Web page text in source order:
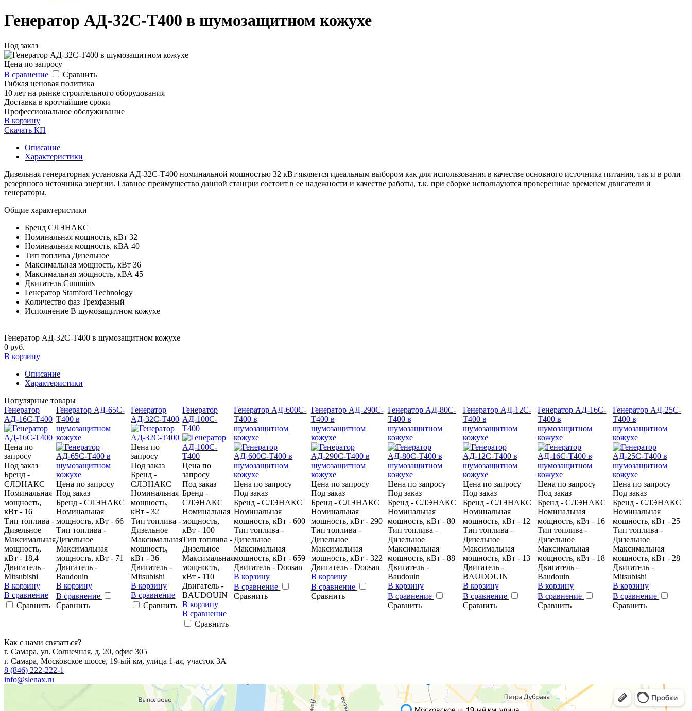
Генератор АД-32С-Т400 в шумозащитном кожухе
Под заказ
Цена по запросу
В сравнение
Сравнить
Гибкая ценовая политика
10 лет на рынке строительного оборудования
Доставка в кротчайшие сроки
Профессиональное обслуживание
В корзину
Скачать КП
Описание
Характеристики
Дизельная генераторная установка АД-32С-Т400 номинальной мощностью 32 кВт является идеальным выбором как для использования в качестве основного источника питания, так и в роли
резервного источника энергии. Главное преимущество данной станции состоит в ее надежности и качестве работы, т.к. при сборке используются проверенные временем двигатели и
генераторы.
Общие характеристики
Бренд CЛЭНАКС
Номинальная мощность, кВт 32
Номинальная мощность, кВА 40
Тип топлива Дизельное
Максимальная мощность, кВт 36
Максимальная мощность, кВА 45
Двигатель Cummins
Генератор Stamford Technology
Количество фаз Трехфазный
Исполнение В шумозащитном кожухе
Генератор АД-32С-Т400 в шумозащитном кожухе
0 руб.
В корзину
Описание
Характеристики
Популярные товары
Генератор
АД-16С-Т400
Цена по
запросу
Под заказ
Бренд -
CЛЭНАКС
Номинальная
мощность,
кВт - 16
Тип топлива -
Дизельное
Максимальная
мощность,
кВт - 18,4
Двигатель -
Mitsubishi
В корзину
В сравнение
Сравнить
Генератор АД-65С-
Т400 в
шумозащитном
кожухе
Цена по запросу
Под заказ
Бренд - CЛЭНАКС
Номинальная
мощность, кВт - 66
Тип топлива -
Дизельное
Максимальная
мощность, кВт - 71
Двигатель -
Baudouin
В корзину
В сравнение
Сравнить
Генератор
АД-32С-Т400
Цена по
запросу
Под заказ
Бренд -
CЛЭНАКС
Номинальная
мощность,
кВт - 32
Тип топлива -
Дизельное
Максимальная
мощность,
кВт - 36
Двигатель -
Mitsubishi
В корзину
В сравнение
Сравнить
Генератор
АД-100С-
Т400
Цена по
запросу
Под заказ
Бренд -
CЛЭНАКС
Номинальная
мощность,
кВт - 100
Тип топлива -
Дизельное
Максимальная
мощность,
кВт - 110
Двигатель -
BAUDOUIN
В корзину
В сравнение
Сравнить
Генератор АД-600С-
Т400 в
шумозащитном
кожухе
Цена по запросу
Под заказ
Бренд - CЛЭНАКС
Номинальная
мощность, кВт - 600
Тип топлива -
Дизельное
Максимальная
мощность, кВт - 659
Двигатель - Doosan
В корзину
В сравнение
Сравнить
Генератор АД-290С-
Т400 в
шумозащитном
кожухе
Цена по запросу
Под заказ
Бренд - CЛЭНАКС
Номинальная
мощность, кВт - 290
Тип топлива -
Дизельное
Максимальная
мощность, кВт - 322
Двигатель - Doosan
В корзину
В сравнение
Сравнить
Генератор АД-80С-
Т400 в
шумозащитном
кожухе
Цена по запросу
Под заказ
Бренд - CЛЭНАКС
Номинальная
мощность, кВт - 80
Тип топлива -
Дизельное
Максимальная
мощность, кВт - 88
Двигатель -
Baudouin
В корзину
В сравнение
Сравнить
Генератор АД-12С-
Т400 в
шумозащитном
кожухе
Цена по запросу
Под заказ
Бренд - CЛЭНАКС
Номинальная
мощность, кВт - 12
Тип топлива -
Дизельное
Максимальная
мощность, кВт - 13
Двигатель -
BAUDOUIN
В корзину
В сравнение
Сравнить
Генератор АД-16С-
Т400 в
шумозащитном
кожухе
Цена по запросу
Под заказ
Бренд - CЛЭНАКС
Номинальная
мощность, кВт - 16
Тип топлива -
Дизельное
Максимальная
мощность, кВт - 18
Двигатель -
Baudouin
В корзину
В сравнение
Сравнить
Генератор АД-25С-
Т400 в
шумозащитном
кожухе
Цена по запросу
Под заказ
Бренд - CЛЭНАКС
Номинальная
мощность, кВт - 25
Тип топлива -
Дизельное
Максимальная
мощность, кВт - 28
Двигатель -
Mitsubishi
В корзину
В сравнение
Сравнить
Как с нами связаться?
г. Самара, ул. Солнечная, д. 20, офис 305
г. Самара, Московское шоссе, 19-ый км, улица 1-ая, участок 3А
8 (846) 222-222-1
info@slenax.ru